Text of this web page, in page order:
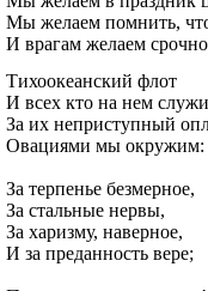
Мы желаем помнить,
И врагам желаем
Тихоокеанский флот
И всех кто на нем
За их неприступный
Овациями мы окружим:
За терпенье безмерное,
За стальные нервы,
За харизму, наверное,
И за преданность вере;